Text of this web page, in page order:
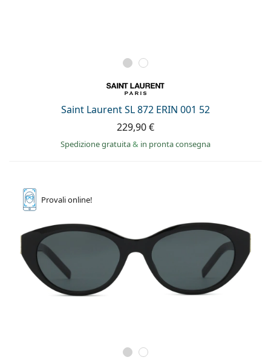
Saint Laurent SL 872 ERIN 001 52
229,90 €
Spedizione gratuita& in pronta consegna
Provalionline!